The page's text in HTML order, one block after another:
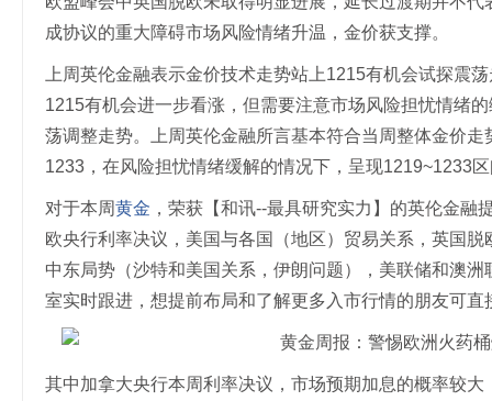
成协议的重大障碍市场风险情绪升温，金价获支撑。
上周英伦金融表示金价技术走势站上1215有机会试探震
1215有机会进一步看涨，但需要注意市场风险担忧情绪
荡调整走势。上周英伦金融所言基本符合当周整体金价
1233，在风险担忧情绪缓解的情况下，呈现1219~1233
对于本周黄金 ，荣获【和讯--最具研究实力】的英伦金
欧央行利率决议，美国与各国（地区）贸易关系，英国
中东局势（沙特和美国关系，伊朗问题），美联储和澳
室实时跟进，想提前布局和了解更多入市行情的朋友可直
其中加拿大央行本周利率决议，市场预期加息的概率较